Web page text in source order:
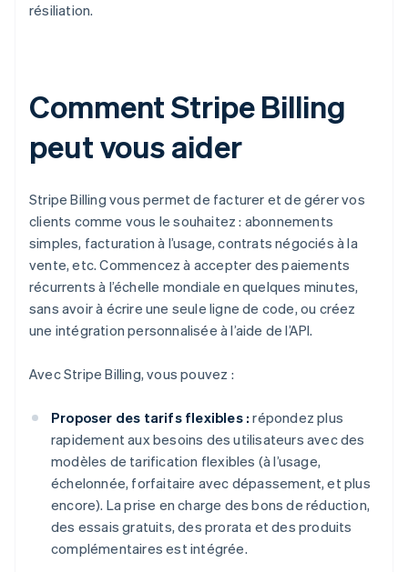
résiliation.
Comment Stripe Billing
peut vous aider
Stripe Billing vous permet de facturer et de gérer vos
clients comme vous le souhaitez : abonnements
simples, facturation à l’usage, contrats négociés à la
vente, etc. Commencez à accepter des paiements
récurrents à l’échelle mondiale en quelques minutes,
sans avoir à écrire une seule ligne de code, ou créez
une intégration personnalisée à l’aide de l’API.
Avec Stripe Billing, vous pouvez :
Proposer des tarifs flexibles : répondez plus
rapidement aux besoins des utilisateurs avec des
modèles de tarification flexibles (à l’usage,
échelonnée, forfaitaire avec dépassement, et plus
encore). La prise en charge des bons de réduction,
des essais gratuits, des prorata et des produits
complémentaires est intégrée.